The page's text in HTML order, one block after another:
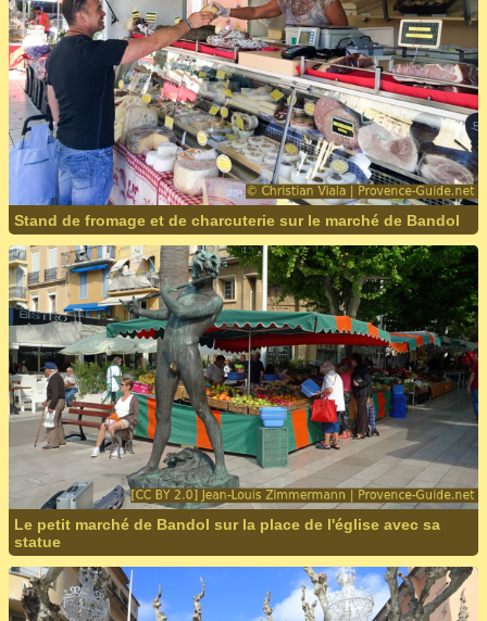
Stand de fromage et de charcuterie sur le marché de Bandol
Le petit marché de Bandol sur la place de l'église avec sa
statue